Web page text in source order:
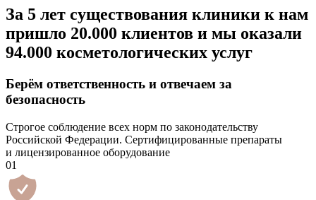
За 5 лет существования клиники к нам
пришло 20.000 клиентов и мы оказали
94.000 косметологических услуг
Берём ответственность и отвечаем за
безопасность
Строгое соблюдение всех норм по законодательству
Российской Федерации. Сертифицированные препараты
и лицензированное оборудование
01